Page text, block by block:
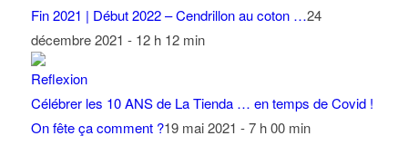
Fin 2021 | Début 2022 – Cendrillon au coton …24
décembre 2021 - 12 h 12 min
Célébrer les 10 ANS de La Tienda … en temps de Covid !
On fête ça comment ?19 mai 2021 - 7 h 00 min